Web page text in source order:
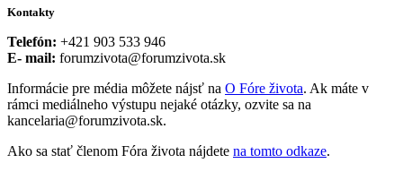
Kontakty
Telefón: +421 903 533 946
E- mail: forumzivota@forumzivota.sk
Informácie pre média môžete nájsť na O Fóre života. Ak máte v
rámci mediálneho výstupu nejaké otázky, ozvite sa na
kancelaria@forumzivota.sk.
Ako sa stať členom Fóra života nájdete na tomto odkaze.